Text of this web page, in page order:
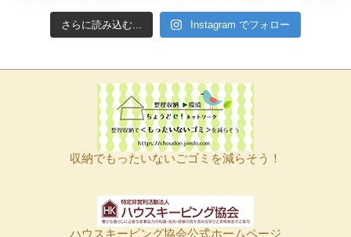
さらに読み込む... Instagram でフォロー
収納でもったいないごゴミを減らそう！
ハウスキーピング協会公式ホームページ